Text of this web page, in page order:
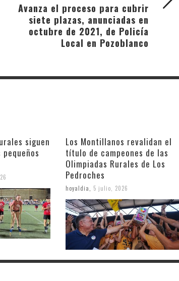
Avanza el proceso para cubrir
siete plazas, anunciadas en
octubre de 2021, de Policía
Local en Pozoblanco
siguen
Los Montillanos revalidan el
título de campeones de las
Olimpiadas Rurales de Los
Pedroches
hoyaldia 5 julio, 2026